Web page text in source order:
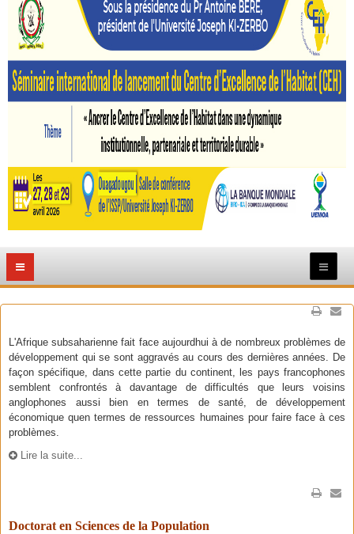
L'Afrique subsaharienne fait face aujourd hui à de nombreux problèmes de
développement qui se sont aggravés au cours des dernières années. De
façon spécifique, dans cette partie du continent, les pays francophones
semblent confrontés à davantage de difficultés que leurs voisins
anglophones aussi bien en termes de santé, de développement
économique quen termes de ressources humaines pour faire face à ces
problèmes.
Lire la suite...
Doctorat en Sciences de la Population